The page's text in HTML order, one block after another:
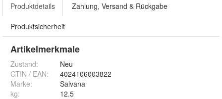
Produktdetails Zahlung, Versand & Rückgabe
Produktsicherheit
Artikelmerkmale
Zustand:
Neu
GTIN / EAN:
4024106003822
Marke:
Salvana
kg: 12.5